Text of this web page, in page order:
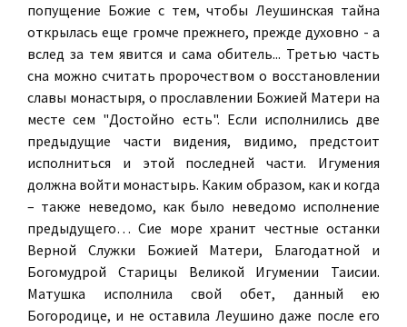
попущение Божие с тем, чтобы Леушинская тайна
открылась еще громче прежнего, прежде духовно - а
вслед за тем явится и сама обитель... Третью часть
сна можно считать пророчеством о восстановлении
славы монастыря, о прославлении Божией Матери на
месте сем "Достойно есть". Если исполнились две
предыдущие части видения, видимо, предстоит
исполниться и этой последней части. Игумения
должна войти монастырь. Каким образом, как и когда
– также неведомо, как было неведомо исполнение
предыдущего… Сие море хранит честные останки
Верной Служки Божией Матери, Благодатной и
Богомудрой Старицы Великой Игумении Таисии.
Матушка исполнила свой обет, данный ею
Богородице, и не оставила Леушино даже после его